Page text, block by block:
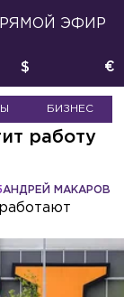
ЭФИР
$ €
БИЗНЕС
работу
АНДРЕЙ МАКАРОВ